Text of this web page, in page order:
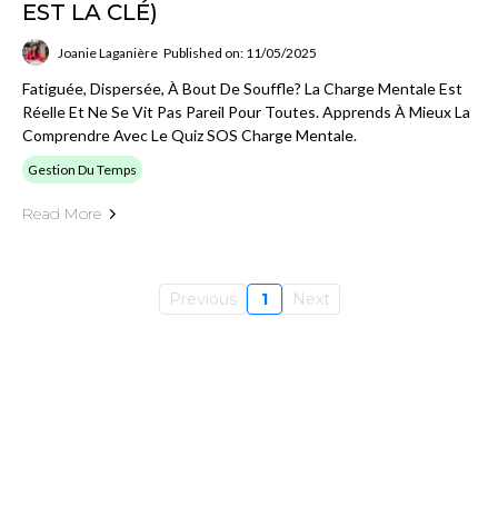
EST LA CLÉ)
Joanie Laganière Published on: 11/05/2025
Fatiguée, Dispersée, À Bout De Souffle? La Charge Mentale Est
Réelle Et Ne Se Vit Pas Pareil Pour Toutes. Apprends À Mieux La
Comprendre Avec Le Quiz SOS Charge Mentale.
Gestion Du Temps
Read More
Previous 1 Next